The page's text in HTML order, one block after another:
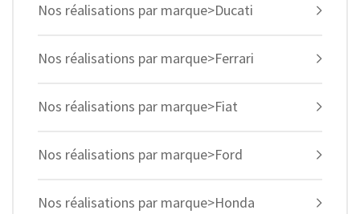
Nos réalisations par marque>Ducati
Nos réalisations par marque>Ferrari
Nos réalisations par marque>Fiat
Nos réalisations par marque>Ford
Nos réalisations par marque>Honda